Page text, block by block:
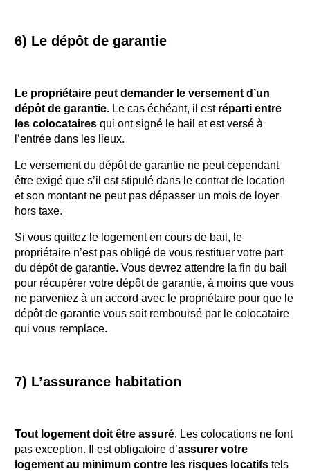
6) Le dépôt de garantie
Le propriétaire peut demander le versement d’un
dépôt de garantie. Le cas échéant, il est réparti entre
les colocataires qui ont signé le bail et est versé à
l’entrée dans les lieux.
Le versement du dépôt de garantie ne peut cependant
être exigé que s’il est stipulé dans le contrat de location
et son montant ne peut pas dépasser un mois de loyer
hors taxe.
Si vous quittez le logement en cours de bail, le
propriétaire n’est pas obligé de vous restituer votre part
du dépôt de garantie. Vous devrez attendre la fin du bail
pour récupérer votre dépôt de garantie, à moins que vous
ne parveniez à un accord avec le propriétaire pour que le
dépôt de garantie vous soit remboursé par le colocataire
qui vous remplace.
7) L’assurance habitation
Tout logement doit être assuré. Les colocations ne font
pas exception. Il est obligatoire d’assurer votre
logement au minimum contre les risques locatifs tels